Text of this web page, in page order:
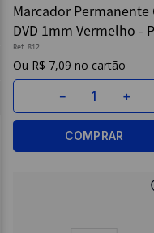
Marcador Permanente
DVD 1mm Vermelho -
Ref. 812
R$ 7,09
＋
－
COMPRAR